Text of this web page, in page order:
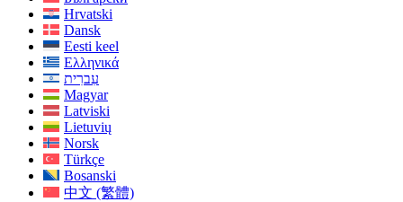
Hrvatski
Dansk
Eesti keel
Ελληνικά
עִברִית
Magyar
Latviski
Lietuvių
Norsk
Türkçe
Bosanski
中文 (繁體)